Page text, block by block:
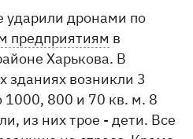
ударили дронами по
предприятиям в
Харькова. В
зданиях возникли 3
800 и 70 кв. м. 8
из них трое - дети. Все